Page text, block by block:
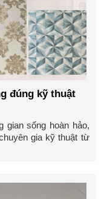
đúng kỹ thuật
gian sống hoàn hảo,
gia kỹ thuật từ